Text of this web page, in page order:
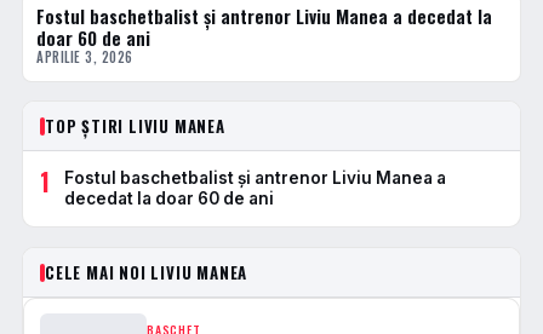
BASCHET
Fostul baschetbalist și antrenor Liviu Manea a decedat la
doar 60 de ani
APRILIE 3, 2026
TOP ȘTIRI LIVIU MANEA
1
Fostul baschetbalist și antrenor Liviu Manea a
decedat la doar 60 de ani
CELE MAI NOI LIVIU MANEA
BASCHET